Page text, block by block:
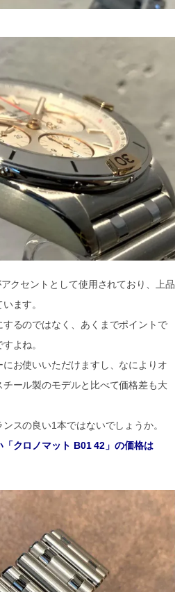
クセントとして使用されており、上品
ます。
るのではなく、あくまでポイントで
よね。
お使いいただけますし、なによりオ
ール製のモデルと比べて価格差も大
スの良い1本ではないでしょうか。
クロノマット B01 42」の価格は